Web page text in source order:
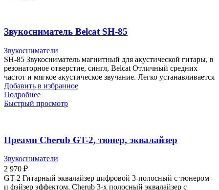
Звукосниматель Belcat SH-85
Звукосниматели
SH-85 Звукосниматель магнитный для акустической гитары, в
резонаторное отверстие, сингл, Belcat Отличный средних
частот и мягкое акустическое звучание. Легко устанавливается
Добавить в избранное
Подробнее
Быстрый просмотр
Преамп Cherub GT-2, тюнер, эквалайзер
Звукосниматели
2 970 ₽
GT-2 Гитарный эквалайзер цифровой 3-полосный с тюнером
и фэйзер эффектом, Cherub 3-х полосный эквалайзер с